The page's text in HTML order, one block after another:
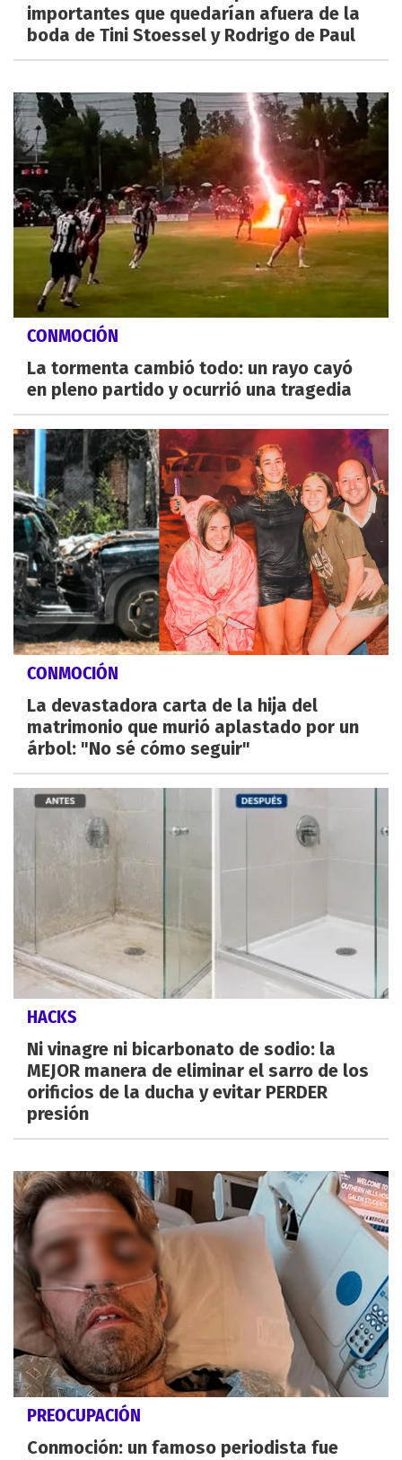
importantes que quedarían afuera de la
boda de Tini Stoessel y Rodrigo de Paul
CONMOCIÓN
La tormenta cambió todo: un rayo cayó
en pleno partido y ocurrió una tragedia
CONMOCIÓN
La devastadora carta de la hija del
matrimonio que murió aplastado por un
árbol: "No sé cómo seguir"
HACKS
Ni vinagre ni bicarbonato de sodio: la
MEJOR manera de eliminar el sarro de los
orificios de la ducha y evitar PERDER
presión
PREOCUPACIÓN
Conmoción: un famoso periodista fue